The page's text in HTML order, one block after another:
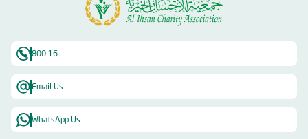
800 16
Email Us
WhatsApp Us